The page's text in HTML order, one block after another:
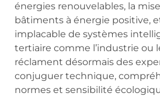
énergies renouvelables, la
bâtiments à énergie positive,
implacable de systèmes
tertiaire comme l’industrie ou
réclament désormais des
conjuguer technique,
normes et sensibilité